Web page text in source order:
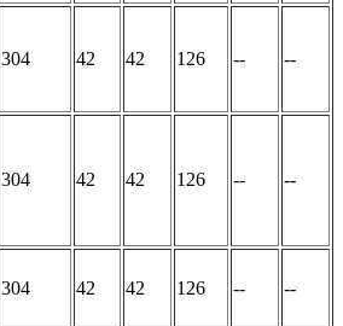
304 42 42 126 -- --
304 42 42 126 -- --
304 42 42 126 -- --